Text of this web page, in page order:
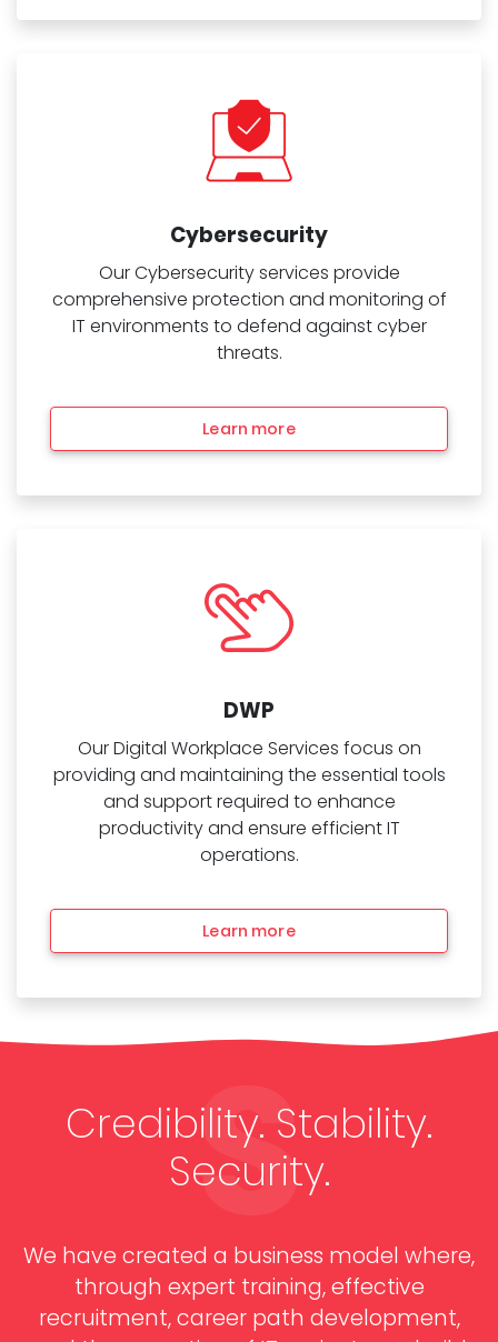
Cybersecurity
Our Cybersecurity services provide
comprehensive protection and monitoring of
IT environments to defend against cyber
threats.
Learn more
DWP
Our Digital Workplace Services focus on
providing and maintaining the essential tools
and support required to enhance
productivity and ensure efficient IT
operations.
Learn more
S
Credibility. Stability.
Security.
We have created a business model where,
through expert training, effective
recruitment, career path development,